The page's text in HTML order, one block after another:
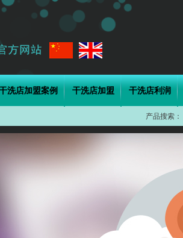
洗店加盟案例 干洗店加盟 干洗店利润
产品搜索：